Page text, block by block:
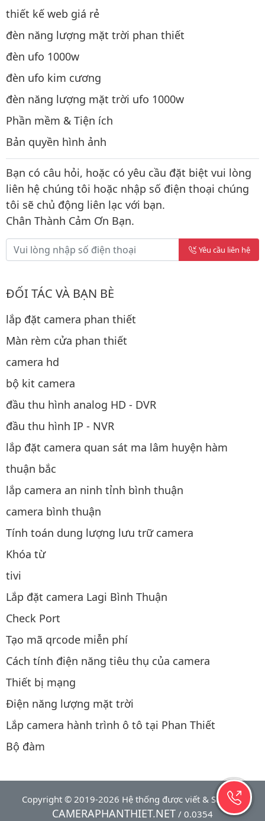
thiết kế web giá rẻ
đèn năng lượng mặt trời phan thiết
đèn ufo 1000w
đèn ufo kim cương
đèn năng lượng mặt trời ufo 1000w
Phần mềm & Tiện ích
Bản quyền hình ảnh
Bạn có câu hỏi, hoặc có yêu cầu đặt biệt vui lòng
liên hệ chúng tôi hoặc nhập số điện thoại chúng
tôi sẽ chủ động liên lạc với bạn.
Chân Thành Cảm Ơn Bạn.
Yêu cầu liên hệ
ĐỐI TÁC VÀ BẠN BÈ
lắp đặt camera phan thiết
Màn rèm cửa phan thiết
camera hd
bộ kit camera
đầu thu hình analog HD - DVR
đầu thu hình IP - NVR
lắp đặt camera quan sát ma lâm huyện hàm
thuận bắc
lắp camera an ninh tỉnh bình thuận
camera bình thuận
Tính toán dung lượng lưu trữ camera
Khóa từ
tivi
Lắp đặt camera Lagi Bình Thuận
Check Port
Tạo mã qrcode miễn phí
Cách tính điện năng tiêu thụ của camera
Thiết bị mạng
Điện năng lượng mặt trời
Lắp camera hành trình ô tô tại Phan Thiết
Bộ đàm
Copyright © 2019-2026 Hệ thống được viết & SEO bởi
CAMERAPHANTHIET.NET / 0.0354